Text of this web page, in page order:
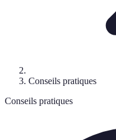
Conseils pratiques
Conseils pratiques